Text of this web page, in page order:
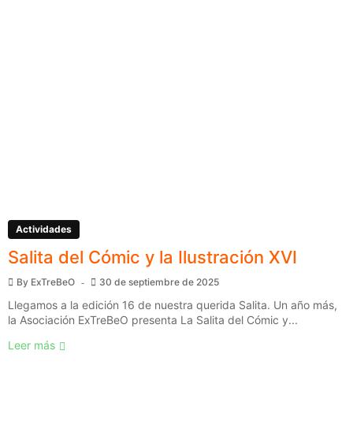
Actividades
Salita del Cómic y la Ilustración XVI
By ExTreBeO 30 de septiembre de 2025
Llegamos a la edición 16 de nuestra querida Salita. Un año más,
la Asociación ExTreBeO presenta La Salita del Cómic y...
Leer más